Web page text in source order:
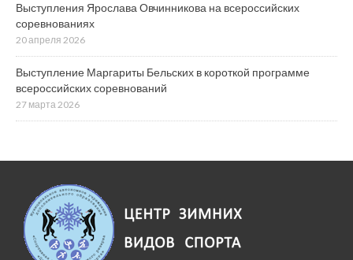
Выступления Ярослава Овчинникова на всероссийских
соревнованиях
20 апреля 2026
Выступление Маргариты Бельских в короткой программе
всероссийских соревнований
27 марта 2026